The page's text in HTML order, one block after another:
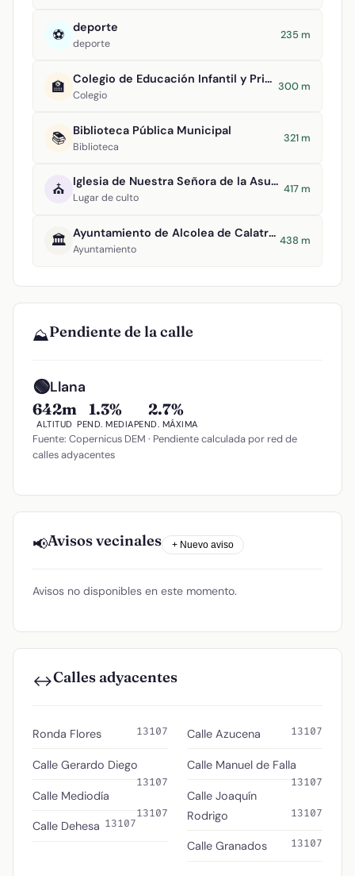
⚽ deporte
deporte
235 m
🏫 Colegio de Educación Infantil y Primaria Tomasa Gallardo
Colegio
300 m
📚 Biblioteca Pública Municipal
Biblioteca
321 m
⛪ Iglesia de Nuestra Señora de la Asunción
Lugar de culto
417 m
🏛️ Ayuntamiento de Alcolea de Calatrava
Ayuntamiento
438 m
⛰️Pendiente de la calle
🟢Llana
642m
ALTITUD
1.3%
PEND. MEDIA
2.7%
PEND. MÁXIMA
Fuente: Copernicus DEM · Pendiente calculada por red de
calles adyacentes
📢Avisos vecinales + Nuevo aviso
Avisos no disponibles en este momento.
↔️Calles adyacentes
Ronda Flores 13107
Calle Gerardo Diego
13107
Calle Mediodía
13107
Calle Dehesa 13107
Calle Azucena 13107
Calle Manuel de Falla
13107
Calle Joaquín
Rodrigo
13107
Calle Granados 13107